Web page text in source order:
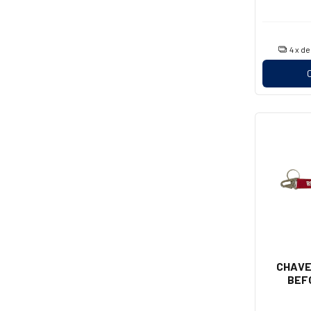
4x de